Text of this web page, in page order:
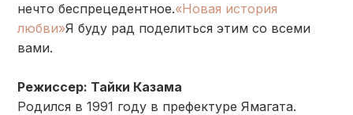
нечто беспрецедентное.«Новая история
любви»Я буду рад поделиться этим со всеми
вами.
Режиссер: Тайки Казама
Родился в 1991 году в префектуре Ямагата.